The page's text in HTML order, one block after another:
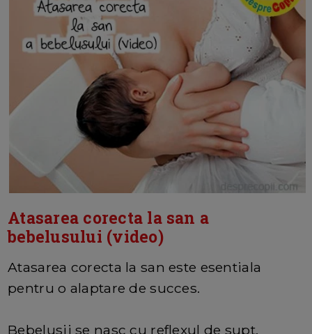
Atasarea corecta la san a
bebelusului (video)
Atasarea corecta la san este esentiala
pentru o alaptare de succes.
Bebelusii se nasc cu reflexul de supt,